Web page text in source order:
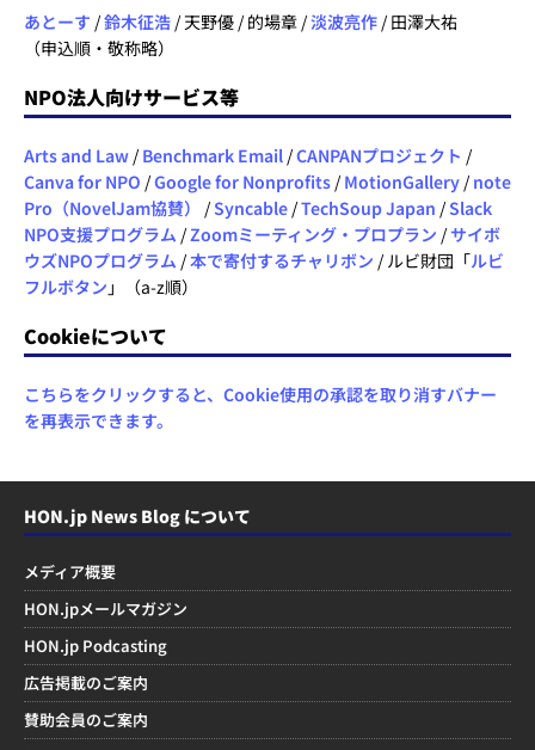
あとーす /鈴木征浩 / 天野優 / 的場章 /淡波亮作 / 田澤大祐
（申込順・敬称略）
NPO法人向けサービス等
Arts and Law / Benchmark Email /CANPANプロジェクト /
Canva for NPO /Google for Nonprofits / MotionGallery / note
Pro（NovelJam協賛）
/Syncable /TechSoup Japan /Slack
NPO支援プログラム /Zoomミーティング・プロプラン /サイボ
ウズNPOプログラム /本で寄付するチャリボン / ルビ財団「ルビ
フルボタン 」（a-z順）
Cookieについて
こちらをクリックすると、Cookie使用の承認を取り消すバナー
を再表示できます。
HON.jp News Blog について
メディア概要
HON.jpメールマガジン
HON.jp Podcasting
広告掲載のご案内
賛助会員のご案内